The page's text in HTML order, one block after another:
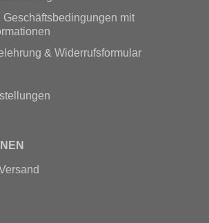
mit
& Widerrufsformular